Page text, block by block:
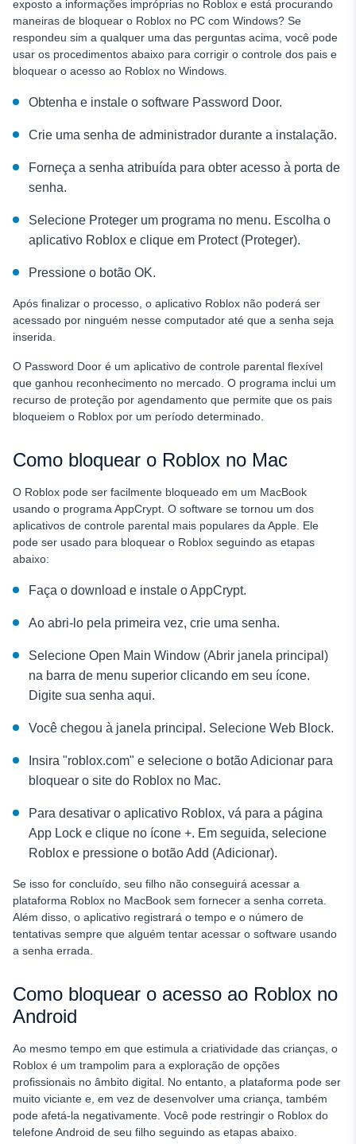
exposto a informações impróprias no Roblox e está procurando
maneiras de bloquear o Roblox no PC com Windows? Se
respondeu sim a qualquer uma das perguntas acima, você pode
usar os procedimentos abaixo para corrigir o controle dos pais e
bloquear o acesso ao Roblox no Windows.
Obtenha e instale o software Password Door.
Crie uma senha de administrador durante a instalação.
Forneça a senha atribuída para obter acesso à porta de
senha.
Selecione Proteger um programa no menu. Escolha o
aplicativo Roblox e clique em Protect (Proteger).
Pressione o botão OK.
Após finalizar o processo, o aplicativo Roblox não poderá ser
acessado por ninguém nesse computador até que a senha seja
inserida.
O Password Door é um aplicativo de controle parental flexível
que ganhou reconhecimento no mercado. O programa inclui um
recurso de proteção por agendamento que permite que os pais
bloqueiem o Roblox por um período determinado.
Como bloquear o Roblox no Mac
O Roblox pode ser facilmente bloqueado em um MacBook
usando o programa AppCrypt. O software se tornou um dos
aplicativos de controle parental mais populares da Apple. Ele
pode ser usado para bloquear o Roblox seguindo as etapas
abaixo:
Faça o download e instale o AppCrypt.
Ao abri-lo pela primeira vez, crie uma senha.
Selecione Open Main Window (Abrir janela principal)
na barra de menu superior clicando em seu ícone.
Digite sua senha aqui.
Você chegou à janela principal. Selecione Web Block.
Insira "roblox.com" e selecione o botão Adicionar para
bloquear o site do Roblox no Mac.
Para desativar o aplicativo Roblox, vá para a página
App Lock e clique no ícone +. Em seguida, selecione
Roblox e pressione o botão Add (Adicionar).
Se isso for concluído, seu filho não conseguirá acessar a
plataforma Roblox no MacBook sem fornecer a senha correta.
Além disso, o aplicativo registrará o tempo e o número de
tentativas sempre que alguém tentar acessar o software usando
a senha errada.
Como bloquear o acesso ao Roblox no
Android
Ao mesmo tempo em que estimula a criatividade das crianças, o
Roblox é um trampolim para a exploração de opções
profissionais no âmbito digital. No entanto, a plataforma pode ser
muito viciante e, em vez de desenvolver uma criança, também
pode afetá-la negativamente. Você pode restringir o Roblox do
telefone Android de seu filho seguindo as etapas abaixo.